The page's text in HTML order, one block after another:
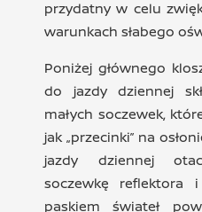
przydatny w celu
warunkach słabego
Poniżej głównego
do jazdy dziennej
małych soczewek,
jak „przecinki” na
jazdy dziennej
soczewkę reflektora
paskiem świateł